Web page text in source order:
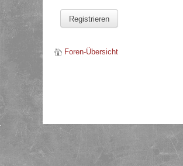
Registrieren
Foren-Übersicht